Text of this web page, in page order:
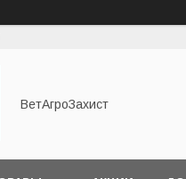
ВетАгроЗахист